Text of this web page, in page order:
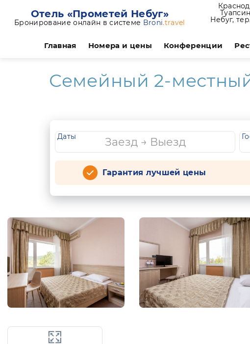
Отель «Прометей Небуг»
Бронирование онлайн в системе Broni.travel Небуг,
Главная Номера и цены Конференции
Семейный 2-
Даты
Гарантия лучшей цены